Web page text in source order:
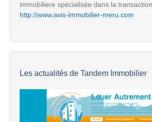
immobiliere spécialisée dans la
http://www.avis-immobilier-meru.com
Les actualités de Tandem Immobilier